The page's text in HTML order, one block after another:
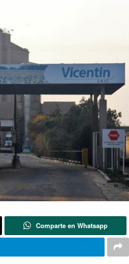
Comparte en Whatsapp